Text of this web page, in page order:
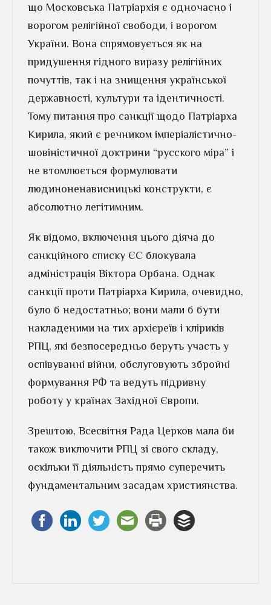
що Московська Патріархія є одночасно і
ворогом релігійної свободи, і ворогом
України. Вона спрямовується як на
придушення гідного виразу релігійних
почуттів, так і на знищення української
державності, культури та ідентичності.
Тому питання про санкції щодо Патріарха
Кирила, який є речником імперіалістично-
шовіністичної доктрини “русского міра” і
не втомлюється формулювати
людиноненависницькі конструкти, є
абсолютно легітимним.
Як відомо, включення цього діяча до
санкційного списку ЄС блокувала
адміністрація Віктора Орбана. Однак
санкції проти Патріарха Кирила, очевидно,
було б недостатньо; вони мали б бути
накладеними на тих архієреїв і кліриків
РПЦ, які безпосередньо беруть участь у
оспівуванні війни, обслуговують збройні
формування РФ та ведуть підривну
роботу у країнах Західної Європи.
Зрештою, Всесвітня Рада Церков мала би
також виключити РПЦ зі свого складу,
оскільки її діяльність прямо суперечить
фундаментальним засадам християнства.